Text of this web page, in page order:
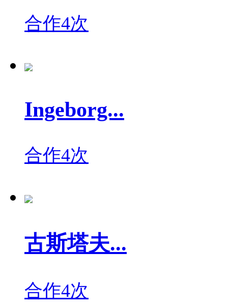
合作4次
Ingeborg...
合作4次
古斯塔夫...
合作4次